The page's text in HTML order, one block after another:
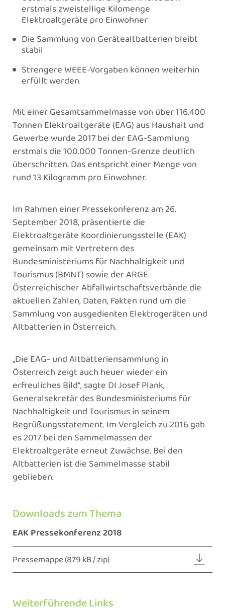
erstmals zweistellige Kilomenge
Elektroaltgeräte pro Einwohner
Die Sammlung von Gerätealtbatterien bleibt
stabil
Strengere WEEE-Vorgaben können weiterhin
erfüllt werden
Mit einer Gesamtsammelmasse von über 116.400
Tonnen Elektroaltgeräte (EAG) aus Haushalt und
Gewerbe wurde 2017 bei der EAG-Sammlung
erstmals die 100.000 Tonnen-Grenze deutlich
überschritten. Das entspricht einer Menge von
rund 13 Kilogramm pro Einwohner.
Im Rahmen einer Pressekonferenz am 26.
September 2018, präsentierte die
Elektroaltgeräte Koordinierungsstelle (EAK)
gemeinsam mit Vertretern des
Bundesministeriums für Nachhaltigkeit und
Tourismus (BMNT) sowie der ARGE
Österreichischer Abfallwirtschaftsverbände die
aktuellen Zahlen, Daten, Fakten rund um die
Sammlung von ausgedienten Elektrogeräten und
Altbatterien in Österreich.
„Die EAG- und Altbatteriensammlung in
Österreich zeigt auch heuer wieder ein
erfreuliches Bild“, sagte DI Josef Plank,
Generalsekretär des Bundesministeriums für
Nachhaltigkeit und Tourismus in seinem
Begrüßungsstatement. Im Vergleich zu 2016 gab
es 2017 bei den Sammelmassen der
Elektroaltgeräte erneut Zuwächse. Bei den
Altbatterien ist die Sammelmasse stabil
geblieben.
Downloads zum Thema
EAK Pressekonferenz 2018
Pressemappe(879 kB / zip)
Weiterführende Links